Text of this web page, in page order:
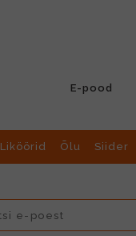
E-pood
Liköörid Õlu Siider